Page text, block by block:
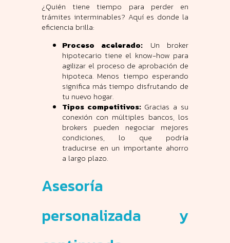
¿Quién tiene tiempo para perder en
trámites interminables? Aquí es donde la
eficiencia brilla:
Proceso acelerado: Un broker
hipotecario tiene el know-how para
agilizar el proceso de aprobación de
hipoteca. Menos tiempo esperando
significa más tiempo disfrutando de
tu nuevo hogar.
Tipos competitivos:Gracias a su
conexión con múltiples bancos, los
brokers pueden negociar mejores
condiciones, lo que podría
traducirse en un importante ahorro
a largo plazo.
Asesoría
personalizada y